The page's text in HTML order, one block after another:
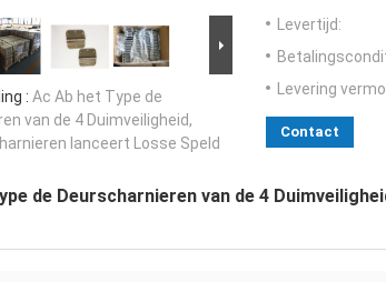
: Ac Ab het Type de
van de 4 Duimveiligheid,
lanceert Losse Speld
Levertijd:
Levering
Contact
de Deurscharnieren van de 4